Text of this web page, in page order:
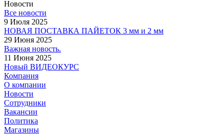
Новости
Все новости
9 Июля 2025
НОВАЯ ПОСТАВКА ПАЙЕТОК 3 мм и 2 мм
29 Июня 2025
Важная новость.
11 Июня 2025
Новый ВИДЕОКУРС
Компания
О компании
Новости
Сотрудники
Вакансии
Политика
Магазины